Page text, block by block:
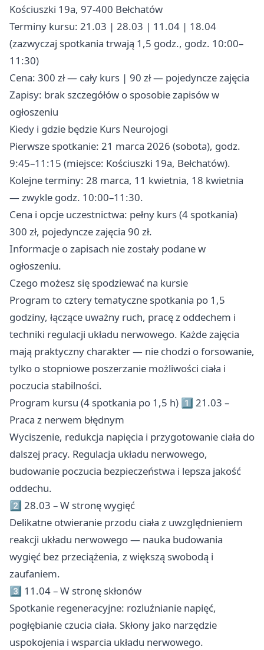
Kościuszki 19a, 97-400 Bełchatów
Terminy kursu: 21.03 | 28.03 | 11.04 | 18.04
(zazwyczaj spotkania trwają 1,5 godz., godz. 10:00–
11:30)
Cena: 300 zł — cały kurs | 90 zł — pojedyncze zajęcia
Zapisy: brak szczegółów o sposobie zapisów w
ogłoszeniu
Kiedy i gdzie będzie Kurs Neurojogi
Pierwsze spotkanie: 21 marca 2026 (sobota), godz.
9:45–11:15 (miejsce: Kościuszki 19a, Bełchatów).
Kolejne terminy: 28 marca, 11 kwietnia, 18 kwietnia
— zwykle godz. 10:00–11:30.
Cena i opcje uczestnictwa: pełny kurs (4 spotkania)
300 zł, pojedyncze zajęcia 90 zł.
Informacje o zapisach nie zostały podane w
ogłoszeniu.
Czego możesz się spodziewać na kursie
Program to cztery tematyczne spotkania po 1,5
godziny, łączące uważny ruch, pracę z oddechem i
techniki regulacji układu nerwowego. Każde zajęcia
mają praktyczny charakter — nie chodzi o forsowanie,
tylko o stopniowe poszerzanie możliwości ciała i
poczucia stabilności.
Program kursu (4 spotkania po 1,5 h) 1⃣ 21.03 –
Praca z nerwem błędnym
Wyciszenie, redukcja napięcia i przygotowanie ciała do
dalszej pracy. Regulacja układu nerwowego,
budowanie poczucia bezpieczeństwa i lepsza jakość
oddechu.
2⃣ 28.03 – W stronę wygięć
Delikatne otwieranie przodu ciała z uwzględnieniem
reakcji układu nerwowego — nauka budowania
wygięć bez przeciążenia, z większą swobodą i
zaufaniem. ‍
3⃣ 11.04 – W stronę skłonów
Spotkanie regeneracyjne: rozluźnianie napięć,
pogłębianie czucia ciała. Skłony jako narzędzie
uspokojenia i wsparcia układu nerwowego.